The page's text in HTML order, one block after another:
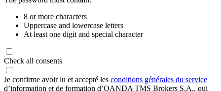
8 or more characters
Uppercase and lowercase letters
At least one digit and special character
Check all consents
Je confirme avoir lu et accepté les conditions générales du service
d’information et de formation d’OANDA TMS Brokers S.A., qui